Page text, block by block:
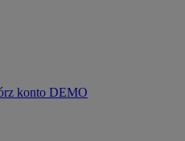
konto DEMO